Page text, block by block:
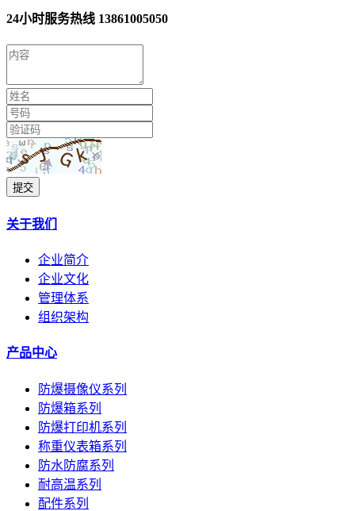
24小时服务热线 13861005050
提交
关于我们
企业简介
企业文化
管理体系
组织架构
产品中心
防爆摄像仪系列
防爆箱系列
防爆打印机系列
称重仪表箱系列
防水防腐系列
耐高温系列
配件系列